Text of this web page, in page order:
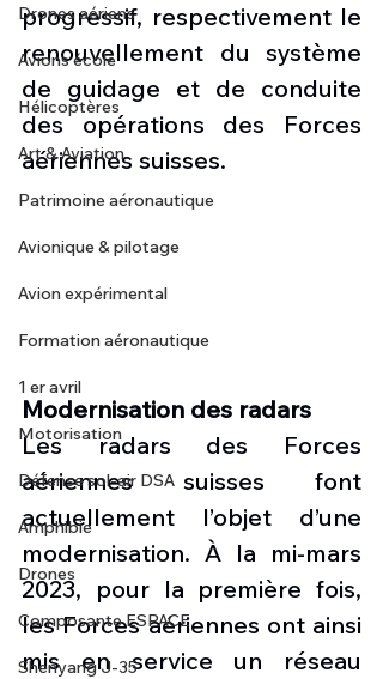
Drones aériens
Avions école
Hélicoptères
Art & Aviation
Patrimoine aéronautique
Avionique & pilotage
Avion expérimental
Formation aéronautique
1 er avril
Motorisation
Défense sol-air DSA
Amphibie
Drones
Composante ESPACE
Shenyang J-35
progressif, respectivement le
renouvellement du système
de guidage et de conduite
des opérations des Forces
aériennes suisses.
Modernisation des radars
Les radars des Forces
aériennes suisses font
actuellement l’objet d’une
modernisation. À la mi-mars
2023, pour la première fois,
les Forces aériennes ont ainsi
mis en service un réseau